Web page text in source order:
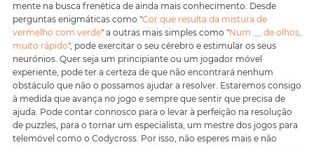
mente na busca frenética de ainda mais conhecimento. Desde
perguntas enigmáticas como "Cor que resulta da mistura de
vermelho com verde" a outras mais simples como "Num __ de olhos,
muito rápido", pode exercitar o seu cérebro e estimular os seus
neurónios. Quer seja um principiante ou um jogador móvel
experiente, pode ter a certeza de que não encontrará nenhum
obstáculo que não o possamos ajudar a resolver. Estaremos consigo
à medida que avança no jogo e sempre que sentir que precisa de
ajuda. Pode contar connosco para o levar à perfeição na resolução
de puzzles, para o tornar um especialista, um mestre dos jogos para
telemóvel como o Codycross. Por isso, não esperes mais e não